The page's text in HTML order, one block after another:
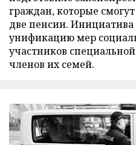
граждан, которые
две пенсии.
унификацию мер
участников
членов их семей.